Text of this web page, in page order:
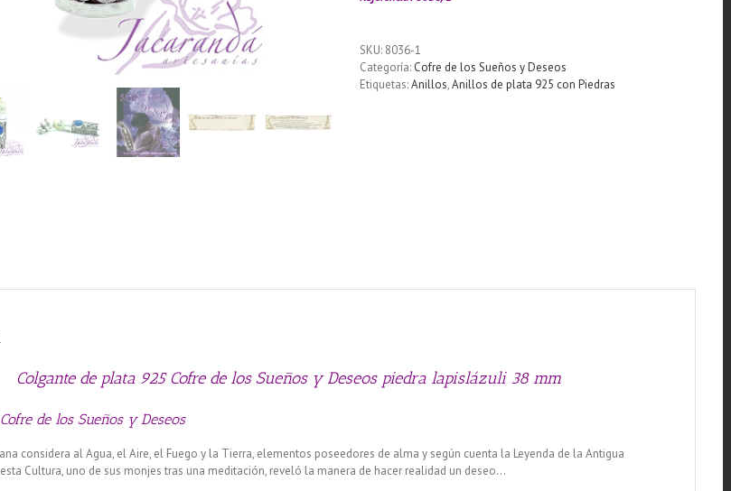
SKU: 8036-1
Categoría: Cofre de los Sueños y Deseos
Etiquetas:Anillos,Anillos de plata 925 con Piedras
Colgante de plata 925 Cofre de los Sueños y Deseos piedra lapislázuli 38 mm
de los Sueños y Deseos
considera al Agua, el Aire, el Fuego y la Tierra, elementos poseedores de alma y según cuenta la Leyenda de la Antigua
Cultura, uno de sus monjes tras una meditación, reveló la manera de hacer realidad un deseo…